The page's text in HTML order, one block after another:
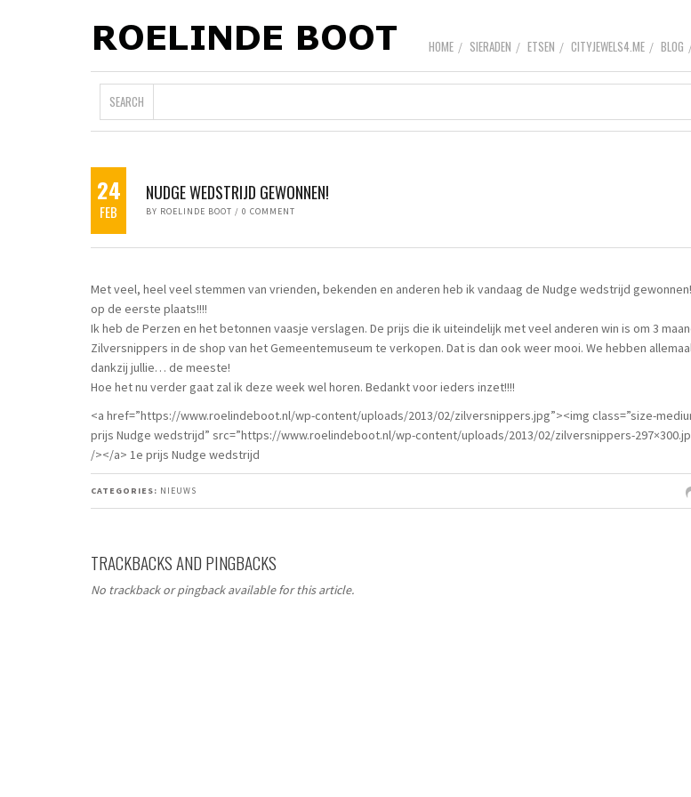
HOME SIERADEN ETSEN CITYJEWELS4.ME BLOG
SEARCH
24
FEB
NUDGE WEDSTRIJD GEWONNEN!
BY ROELINDE BOOT / 0 COMMENT
Met veel, heel veel stemmen van vrienden, bekenden en anderen heb ik vandaag de Nudge wedstrijd
op de eerste plaats!!!!
Ik heb de Perzen en het betonnen vaasje verslagen. De prijs die ik uiteindelijk met veel anderen win is om 3
Zilversnippers in de shop van het Gemeentemuseum te verkopen. Dat is dan ook weer mooi. We hebben
dankzij jullie… de meeste!
Hoe het nu verder gaat zal ik deze week wel horen. Bedankt voor ieders inzet!!!!
<a href=”https://www.roelindeboot.nl/wp-content/uploads/2013/02/zilversnippers.jpg”><img class=”size-
prijs Nudge wedstrijd” src=”https://www.roelindeboot.nl/wp-content/uploads/2013/02/zilversnippers-
/></a> 1e prijs Nudge wedstrijd
CATEGORIES: NIEUWS
TRACKBACKS AND PINGBACKS
No trackback or pingback available for this article.